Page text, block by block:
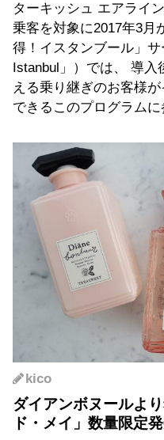
ターキッシュ エアライ
乗客を対象に2017年3月
得！イスタンブール」
Istanbul」）では、 導
える乗り継ぎのお客様
できるこのプログラムに
kico
ダイアンボヌールよ
ド・メイ」数量限定発